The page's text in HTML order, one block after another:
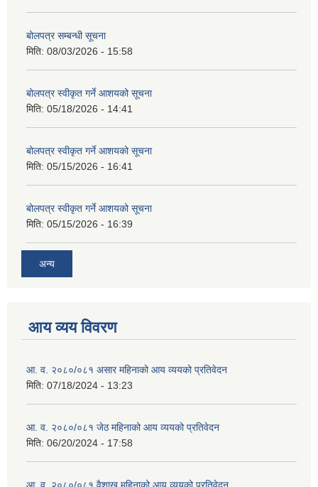
बोलपत्र सम्बन्धी सूचना
मिति: 08/03/2026 - 15:58
बोलपत्र स्वीकृत गर्ने आशयको सूचना
मिति: 05/18/2026 - 14:41
बोलपत्र स्वीकृत गर्ने आशयको सूचना
मिति: 05/15/2026 - 16:41
बोलपत्र स्वीकृत गर्ने आशयको सूचना
मिति: 05/15/2026 - 16:39
अन्य
आय व्यय विवरण
आ. व. २०८०/०८१ असार महिनाको आय व्ययको प्रतिवेदन
मिति: 07/18/2024 - 13:23
आ. व. २०८०/०८१ जेठ महिनाको आय व्ययको प्रतिवेदन
मिति: 06/20/2024 - 17:58